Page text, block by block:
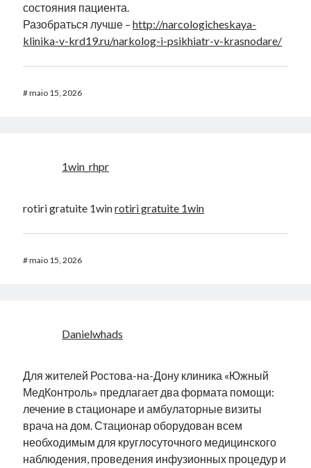
состояния пациента.
Разобраться лучше –http://narcologicheskaya-
klinika-v-krd19.ru/narkolog-i-psikhiatr-v-krasnodare/
#maio 15, 2026
1win_rhpr
rotiri gratuite 1winrotiri gratuite 1win
#maio 15, 2026
Danielwhads
Для жителей Ростова-на-Дону клиника «Южный
МедКонтроль» предлагает два формата помощи:
лечение в стационаре и амбулаторные визиты
врача на дом. Стационар оборудован всем
необходимым для круглосуточного медицинского
наблюдения, проведения инфузионных процедур и